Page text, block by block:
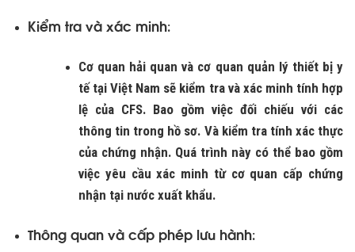
Kiểm tra và xác minh:
Cơ quan hải quan và cơ quan quản lý thiết bị y
tế tại Việt Nam sẽ kiểm tra và xác minh tính hợp
lệ của CFS. Bao gồm việc đối chiếu với các
thông tin trong hồ sơ. Và kiểm tra tính xác thực
của chứng nhận. Quá trình này có thể bao gồm
việc yêu cầu xác minh từ cơ quan cấp chứng
nhận tại nước xuất khẩu.
Thông quan và cấp phép lưu hành: